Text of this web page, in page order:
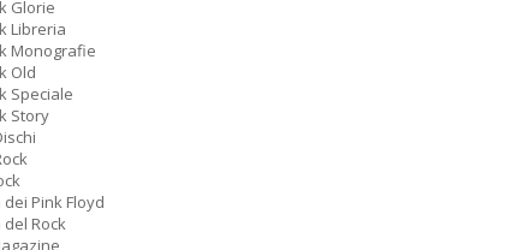
Glorie
Libreria
Monografie
Old
Speciale
Story
Pink Floyd
del Rock